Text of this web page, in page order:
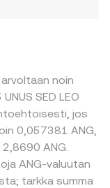
noin
SED LEO
jos
0,057381 ANG,
ANG.
ANG-valuutan
tarkka summa